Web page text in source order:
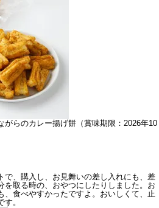
らのカレー揚げ餅（賞味期限：2026年10
で、購入し、お見舞いの差し入れにも、差
を取る時の、おやつにしたりしました。お
、食べやすかったですよ。おいしくて、止
。